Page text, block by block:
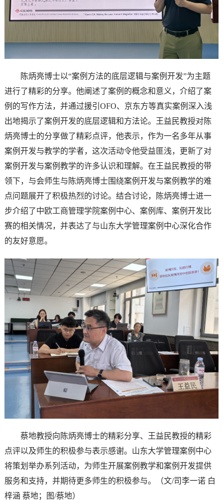
陈炳亮博士以“案例方法的底层逻辑与案例开发”为主题
进行了精彩的分享。他阐述了案例的概念和意义，介绍了案
例的写作方法，并通过援引OFO、京东方等真实案例深入浅
出地揭示了案例开发的底层逻辑和方法论。王益民教授对陈
炳亮博士的分享做了精彩点评，他表示，作为一名多年从事
案例开发与教学的学者，这次活动令他受益匪浅，更新了对
案例开发与案例教学的许多认识和理解。在王益民教授的带
领下，与会师生与陈炳亮博士围绕案例开发与案例教学的难
点问题展开了积极热烈的讨论。结合讨论，陈炳亮博士进一
步介绍了中欧工商管理学院案例中心、案例库、案例开发比
赛的相关情况，并表达了与山东大学管理案例中心深化合作
的友好意愿。
蔡地教授向陈炳亮博士的精彩分享、王益民教授的精彩
点评以及师生的积极参与表示感谢。山东大学管理案例中心
将策划举办系列活动，为师生开展案例教学和案例开发提供
服务和支持，并期待更多师生的积极参与。（文/司李一诺 白
梓涵 蔡地；图/蔡地）